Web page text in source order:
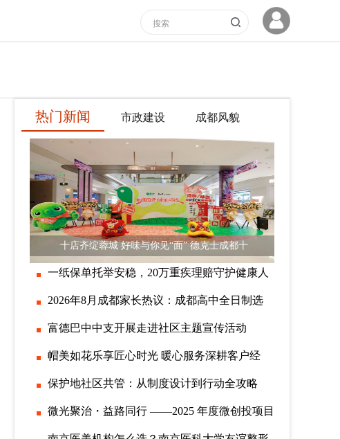
热门新闻 市政建设 成都风貌
十店齐绽蓉城 好味与你见“面” 德克士成都十
一纸保单托举安稳，20万重疾理赔守护健康人
2026年8月成都家长热议：成都高中全日制选
富德巴中中支开展走进社区主题宣传活动
帽美如花乐享匠心时光 暖心服务深耕客户经
保护地社区共管：从制度设计到行动全攻略
微光聚治・益路同行 ——2025 年度微创投项目